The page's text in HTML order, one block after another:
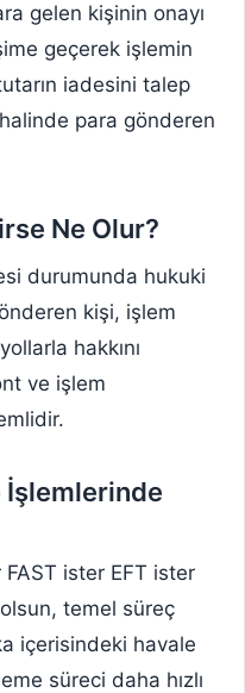
gelen kişinin onayı
geçerek işlemin
iadesini talep
para gönderen
Ne Olur?
durumunda hukuki
kişi, işlem
hakkını
ve işlem
İşlemlerinde
ister EFT ister
temel süreç
içerisindeki havale
süreci daha hızlı